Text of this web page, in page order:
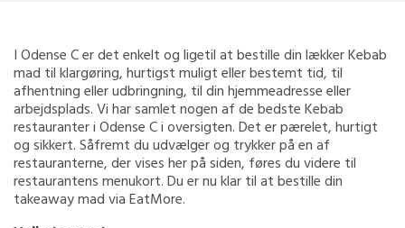
I Odense C er det enkelt og ligetil at bestille din lækker Kebab
mad til klargøring, hurtigst muligt eller bestemt tid, til
afhentning eller udbringning, til din hjemmeadresse eller
arbejdsplads. Vi har samlet nogen af de bedste Kebab
restauranter i Odense C i oversigten. Det er pærelet, hurtigt
og sikkert. Såfremt du udvælger og trykker på en af
restauranterne, der vises her på siden, føres du videre til
restaurantens menukort. Du er nu klar til at bestille din
takeaway mad via EatMore.